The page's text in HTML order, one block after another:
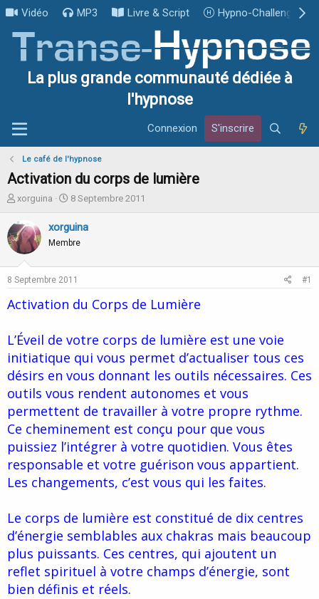
Vidéo MP3 Livre & Script Hypno-Challenge
La plus grande communauté dédiée à
l'hypnose
Connexion S'inscrire
Le café de l'hypnose
Activation du corps de lumière
I
i
t
i
t
u
e
a
d
i
c
u
s
i
o
xorguina
D
t
d
d
b
8 Septembre 2011
xorguina
Membre
8 Septembre 2011 #1
Activation du Corps de Lumière
L’Éveil de votre corps de lumière est une voie
initiatique qui vous permet d’actualiser tous ces
désirs en vous donnant les outils nécessaires. Ces
outils vous rendent autonomes et vous
permettent de travailler à votre propre rythme.
Ce cheminement est conçu pour que vous
puissiez l’intégrer à votre quotidien. Vous êtes
responsable et votre guérison vous appartient.
Les changements, c’est vous qui les faites.
Le corps de lumière est constitué de dix centres
d’énergie semblables aux chakras mais beaucoup
plus puissants. Ces centres, qui ajoutent un
reflet spirituel à votre champs d’énergie, sont
bien définis et réels.